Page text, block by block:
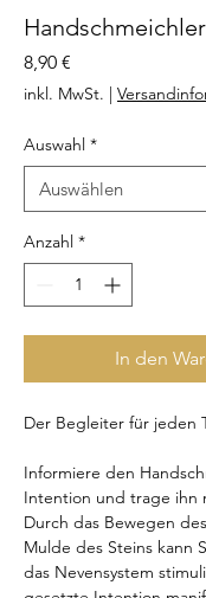
Handschmeichler
8,90 €
inkl. MwSt. |
Auswahl *
Anzahl *
In den
Der Begleiter für jeden
Informiere den
Intention und trage ihn
Durch das Bewegen
Mulde des Steins kann
das Nevensystem